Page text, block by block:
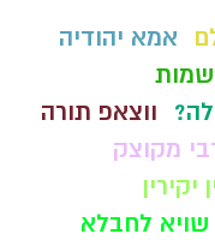
אמא יהודיה
ווצאפ תורה
מקוצק
שויא לחבלא